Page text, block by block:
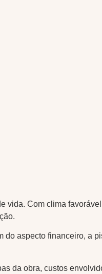
Com clima
aspecto financeiro, a
da obra, custos